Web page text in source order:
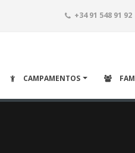
+34 91 548 91 92
CAMPAMENTOS